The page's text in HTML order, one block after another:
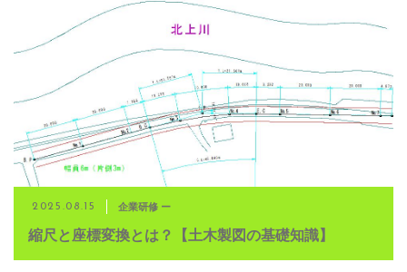
2025.08.15 企業研修 ー
縮尺と座標変換とは？【土木製図の基礎知識】